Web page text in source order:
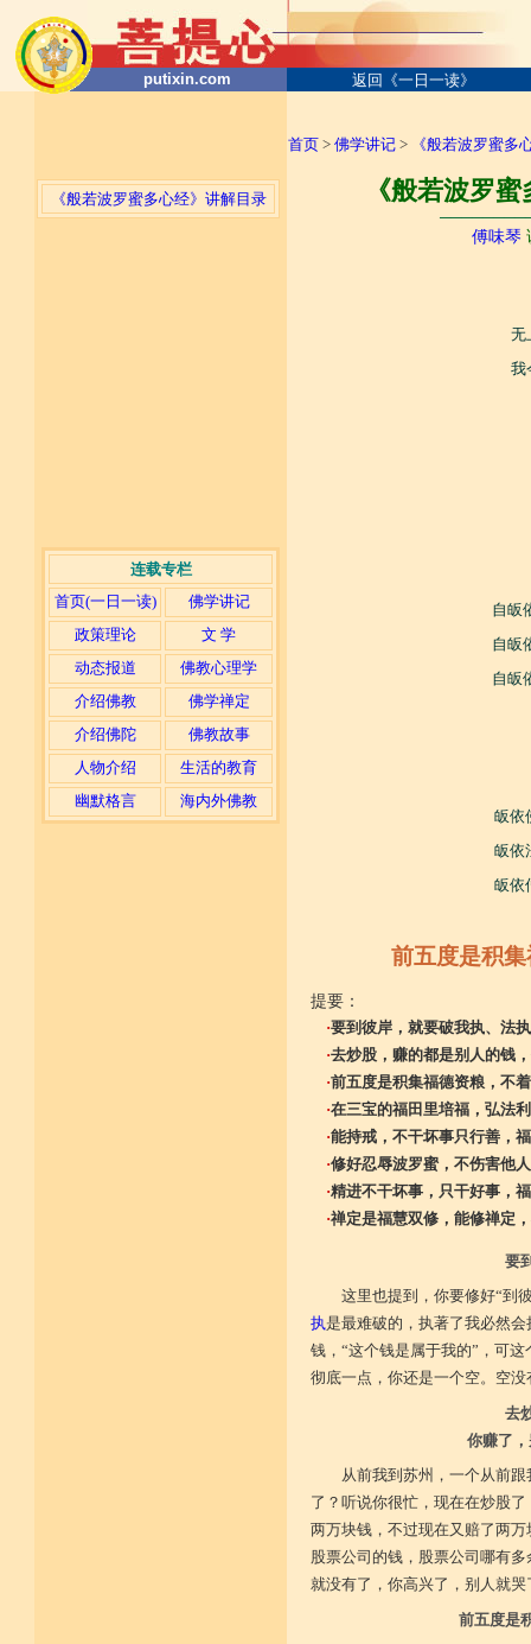
putixin.com 返回《一日一读》
《般若波罗蜜多心经》讲解目录
连载专栏
首页(一日一读)
佛学讲记
政策理论
文 学
动态报道
佛教心理学
介绍佛教
佛学禅定
介绍佛陀
佛教故事
人物介绍
生活的教育
幽默格言
海内外佛教
首页 > 佛学讲记 > 《般若波罗蜜多
《般若波罗
傅味琴
无
我
自皈
自皈
自皈
皈依
皈依
皈依
前五度是积
提要：
·要到彼岸，就要破我执、法执
·去炒股，赚的都是别人的钱
·前五度是积集福德资粮，不
·在三宝的福田里培福，弘法
·能持戒，不干坏事只行善，
·修好忍辱波罗蜜，不伤害他
·精进不干坏事，只干好事，
·禅定是福慧双修，能修禅定
要
这里也提到，你要修好“到
执是最难破的，执著了我必然
钱，“这个钱是属于我的”，可
彻底一点，你还是一个空。空
去
你赚了
从前我到苏州，一个从前
了？听说你很忙，现在在炒股
两万块钱，不过现在又赔了两
股票公司的钱，股票公司哪有
就没有了，你高兴了，别人就
前五度是